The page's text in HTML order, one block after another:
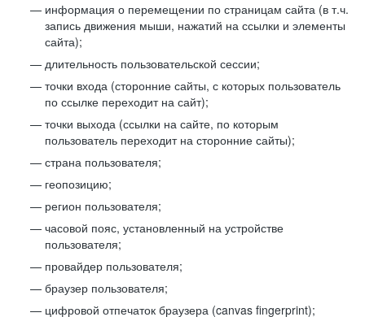
информация о перемещении по страницам сайта (в т.ч.
запись движения мыши, нажатий на ссылки и элементы
сайта);
длительность пользовательской сессии;
точки входа (сторонние сайты, с которых пользователь
по ссылке переходит на сайт);
точки выхода (ссылки на сайте, по которым
пользователь переходит на сторонние сайты);
страна пользователя;
геопозицию;
регион пользователя;
часовой пояс, установленный на устройстве
пользователя;
провайдер пользователя;
браузер пользователя;
цифровой отпечаток браузера (canvas fingerprint);